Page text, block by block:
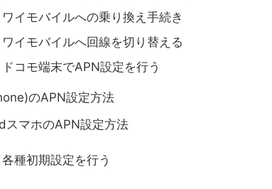
イモバイルへの乗り換え手続き
イモバイルへ回線を切り替える
コモ端末でAPN設定を行う
のAPN設定方法
スマホのAPN設定方法
種初期設定を行う